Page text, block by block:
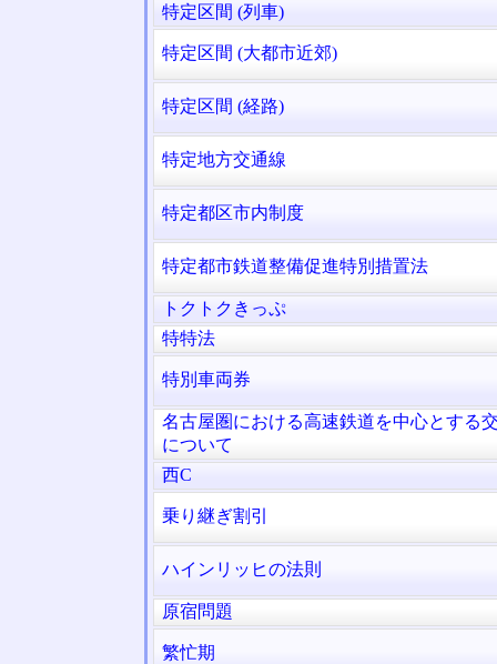
特定区間 (列車)
特定区間 (大都市近郊)
特定区間 (経路)
特定地方交通線
特定都区市内制度
特定都市鉄道整備促進特別措置法
トクトクきっぷ
特特法
特別車両券
名古屋圏における高速鉄道を中心とする
について
西C
乗り継ぎ割引
ハインリッヒの法則
原宿問題
繁忙期